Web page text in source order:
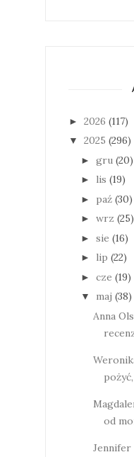
► 2026 (117)
▼ 2025 (296)
► gru (20)
► lis (19)
► paź (30)
► wrz (25)
► sie (16)
► lip (22)
► cze (19)
▼ maj (38)
Anna
od